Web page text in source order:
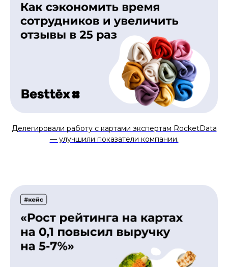
Делегировали работу с картами экспертам RocketData
— улучшили показатели компании.